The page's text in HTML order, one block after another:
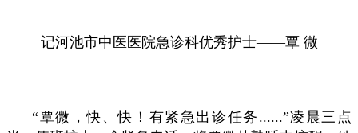
记河池市中医医院急诊科优秀护士——覃 微
“覃微，快、快！有紧急出诊任务......”凌晨三点